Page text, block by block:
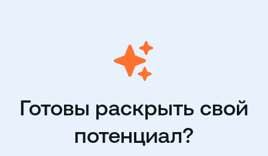
Готовы раскрыть свой
потенциал?